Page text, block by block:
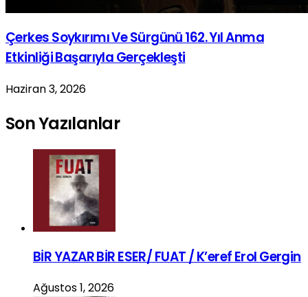
Çerkes Soykırımı Ve Sürgünü 162. Yıl Anma
Etkinliği Başarıyla Gerçekleşti
Haziran 3, 2026
Son Yazılanlar
BİR YAZAR BİR ESER/ FUAT / K’eref Erol Gergin
Ağustos 1, 2026